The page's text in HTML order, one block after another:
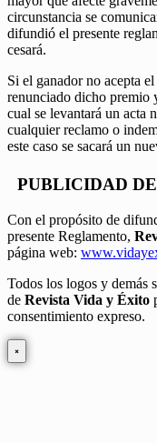
circunstancia se
difundió el presente
cesará.
Si el ganador no acepta
renunciado dicho premio
cual se levantará un acta
cualquier reclamo o
este caso se sacará un
PUBLICIDAD
Con el propósito de
presente Reglamento,
página web:
Todos los logos y demás
de Revista Vida y Éxito
consentimiento expreso.
×